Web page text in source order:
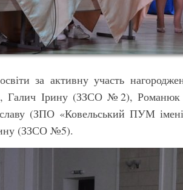
за активну участь
Галич Ірину (ЗЗСО №2),
(ЗПО «Ковельський ПУМ імені
(ЗЗСО №5).